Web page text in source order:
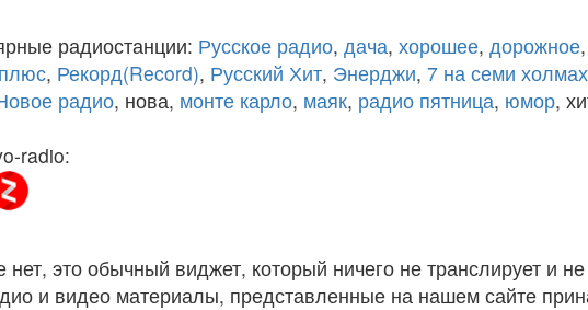
радиостанции: Русское радио, дача, хорошее, дорожное,
, Рекорд(Record), Русский Хит, Энерджи, 7 на семи холмах
радио, нова, монте карло, маяк, радио пятница, юмор,
radio:
это обычный виджет, который ничего не транслирует и не
и видео материалы, представленные на нашем сайте